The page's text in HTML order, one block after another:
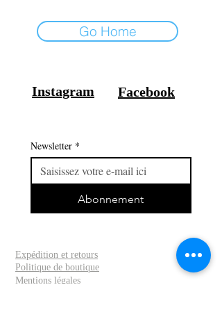
Go Home
Instagram Facebook
Newsletter *
Abonnement
Expédition et retours
Politique de boutique
Mentions légales